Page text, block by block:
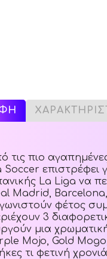
τις πιο
Soccer επιστρέφει
La Liga να
Madrid,
φέτος
3
μια
Mojo, Gold
τι φετινή